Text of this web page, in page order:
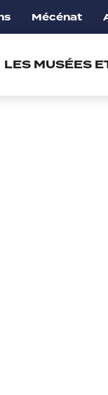
Mécénat
LES MUSÉES